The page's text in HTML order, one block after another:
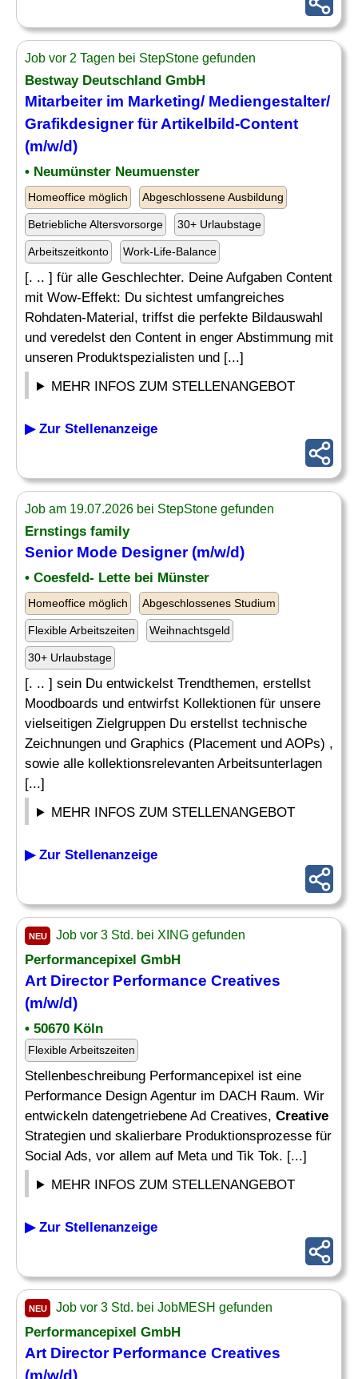
Job vor 2 Tagen bei StepStone gefunden
Bestway Deutschland GmbH
Mitarbeiter im Marketing/ Mediengestalter/
Grafikdesigner für Artikelbild-Content
(m/w/d)
• Neumünster Neumuenster
Homeoffice möglich Abgeschlossene Ausbildung
Betriebliche Altersvorsorge 30+ Urlaubstage
Arbeitszeitkonto Work-Life-Balance
[. .. ] für alle Geschlechter. Deine Aufgaben Content
mit Wow-Effekt: Du sichtest umfangreiches
Rohdaten-Material, triffst die perfekte Bildauswahl
und veredelst den Content in enger Abstimmung mit
unseren Produktspezialisten und [...]
MEHR INFOS ZUM STELLENANGEBOT
▶ Zur Stellenanzeige
Job am 19.07.2026 bei StepStone gefunden
Ernstings family
SeniorMode Designer(m/w/d)
• Coesfeld- Lette bei Münster
Homeoffice möglich Abgeschlossenes Studium
Flexible Arbeitszeiten Weihnachtsgeld
30+ Urlaubstage
[. .. ] sein Du entwickelst Trendthemen, erstellst
Moodboards und entwirfst Kollektionen für unsere
vielseitigen Zielgruppen Du erstellst technische
Zeichnungen und Graphics (Placement und AOPs) ,
sowie alle kollektionsrelevanten Arbeitsunterlagen
[...]
MEHR INFOS ZUM STELLENANGEBOT
▶ Zur Stellenanzeige
NEU Job vor 3 Std. bei XING gefunden
Performancepixel GmbH
Art Director Performance Creatives
(m/w/d)
• 50670 Köln
Flexible Arbeitszeiten
Stellenbeschreibung Performancepixel ist eine
Performance Design Agentur im DACH Raum. Wir
entwickeln datengetriebene Ad Creatives, Creative
Strategien und skalierbare Produktionsprozesse für
Social Ads, vor allem auf Meta und Tik Tok. [...]
MEHR INFOS ZUM STELLENANGEBOT
▶ Zur Stellenanzeige
NEU Job vor 3 Std. bei JobMESH gefunden
Performancepixel GmbH
Art Director Performance Creatives
(m/w/d)